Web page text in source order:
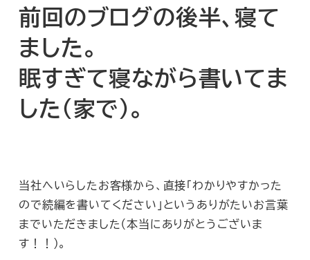
前回のブログの後半、寝て
ました。
眠すぎて寝ながら書いてま
した（家で）。
当社へいらしたお客様から、直接「わかりやすかった
ので続編を書いてください」というありがたいお言葉
までいただきました（本当にありがとうございま
す！！）。